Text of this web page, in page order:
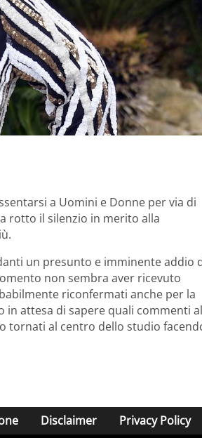
a Uomini e Donne per via di
rotto il silenzio in merito alla
un presunto e imminente addio
non sembra aver ricevuto
riconfermati anche per la
in attesa di sapere quali commenti al
tornati al centro dello studio
Disclaimer Privacy Policy